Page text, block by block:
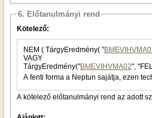
6. Előtanulmányi rend
Kötelező:
NEM ( TárgyEredmény( "
VAGY
TárgyEredmény("BMEVIHVMA02",
A fenti forma a Neptun sajátja, ezen
A kötelező előtanulmányi rend az adott